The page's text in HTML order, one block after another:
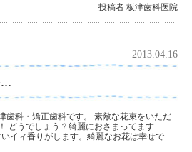
投稿者 板津歯科医院
2013.04.16
…
歯科・矯正歯科です。 素敵な花束をいただ
どうでしょう？綺麗におさまってます
イィ香りがします。綺麗なお花は幸せで